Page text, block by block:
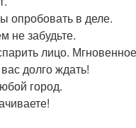
опробовать в деле.
не забудьте.
лицо.
долго ждать!
город.